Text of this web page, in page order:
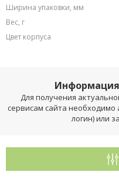
Ширина упаковки, мм
Вес, г
Цвет корпуса
Для получения
сервисам сайта необходимо
логин) или